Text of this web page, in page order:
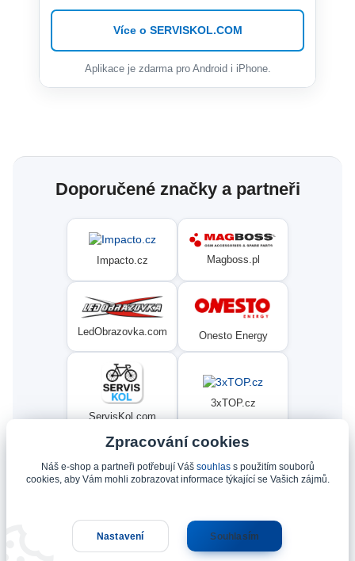
Více o SERVISKOL.COM
Aplikace je zdarma pro Android i iPhone.
Doporučené značky a partneři
Impacto.cz Magboss.pl
LedObrazovka.com Onesto Energy
ServisKol.com
3xTOP.cz
Condat Ninex.cz
Zpracování cookies
Náš e-shop a partneři potřebují Váš souhlass použitím souborů
cookies, aby Vám mohli zobrazovat informace týkající se Vašich zájmů.
Nastavení Souhlasím